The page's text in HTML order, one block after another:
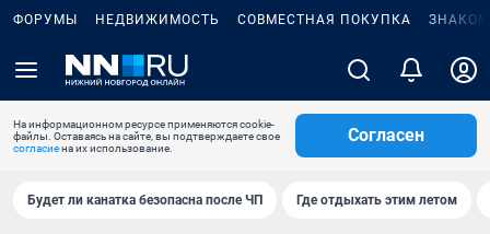
ФОРУМЫ НЕДВИЖИМОСТЬ СОВМЕСТНАЯ ПОКУПКА
На информационном ресурсе применяются cookie-
файлы. Оставаясь на сайте, вы подтверждаете свое
согласиена их использование.
Согласен
Будет ли канатка безопасна после ЧП Где отдыхать этим летом